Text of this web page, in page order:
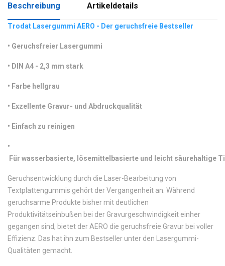
Beschreibung Artikeldetails
Trodat Lasergummi AERO - Der geruchsfreie Bestseller
• Geruchsfreier Lasergummi
• DIN A4 - 2,3 mm stark
• Farbe hellgrau
• Exzellente Gravur- und Abdruckqualität
• Einfach zu reinigen
•
Für wasserbasierte, lösemittelbasierte und leicht säurehaltige
Geruchsentwicklung durch die Laser-Bearbeitung von
Textplattengummis gehört der Vergangenheit an. Während
geruchsarme Produkte bisher mit deutlichen
Produktivitätseinbußen bei der Gravurgeschwindigkeit einher
gegangen sind, bietet der AERO die geruchsfreie Gravur bei voller
Effizienz. Das hat ihn zum Bestseller unter den Lasergummi-
Qualitäten gemacht.